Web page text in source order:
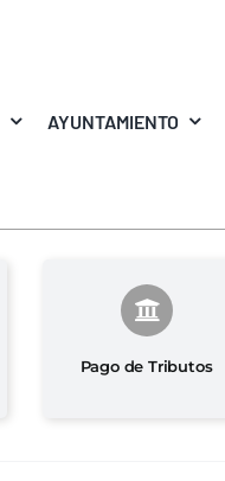
AYUNTAMIENTO
Pago de Tributos